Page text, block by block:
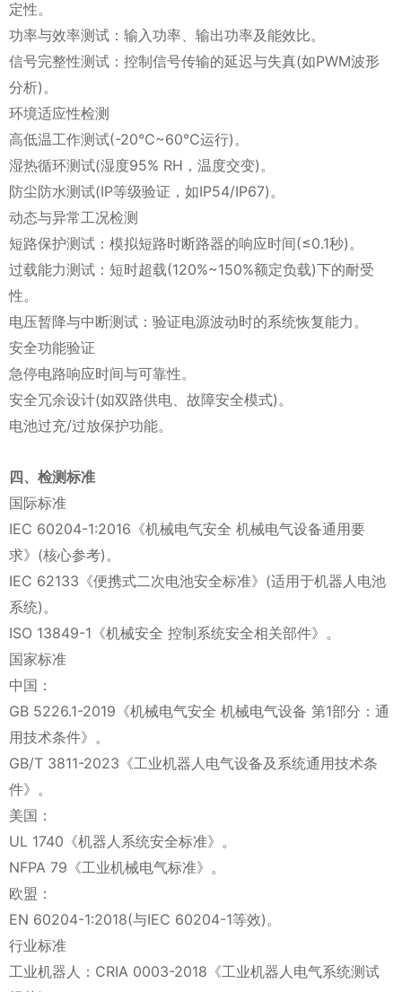
定性。
功率与效率测试：输入功率、输出功率及能效比。
信号完整性测试：控制信号传输的延迟与失真(如PWM波形
分析)。
环境适应性检测
高低温工作测试(-20℃~60℃运行)。
湿热循环测试(湿度95% RH，温度交变)。
防尘防水测试(IP等级验证，如IP54/IP67)。
动态与异常工况检测
短路保护测试：模拟短路时断路器的响应时间(≤0.1秒)。
过载能力测试：短时超载(120%~150%额定负载)下的耐受
性。
电压暂降与中断测试：验证电源波动时的系统恢复能力。
安全功能验证
急停电路响应时间与可靠性。
安全冗余设计(如双路供电、故障安全模式)。
电池过充/过放保护功能。
四、检测标准
国际标准
IEC 60204-1:2016《机械电气安全 机械电气设备通用要
求》(核心参考)。
IEC 62133《便携式二次电池安全标准》(适用于机器人电池
系统)。
ISO 13849-1《机械安全 控制系统安全相关部件》。
国家标准
中国：
GB 5226.1-2019《机械电气安全 机械电气设备 第1部分：通
用技术条件》。
GB/T 3811-2023《工业机器人电气设备及系统通用技术条
件》。
美国：
UL 1740《机器人系统安全标准》。
NFPA 79《工业机械电气标准》。
欧盟：
EN 60204-1:2018(与IEC 60204-1等效)。
行业标准
工业机器人：CRIA 0003-2018《工业机器人电气系统测试